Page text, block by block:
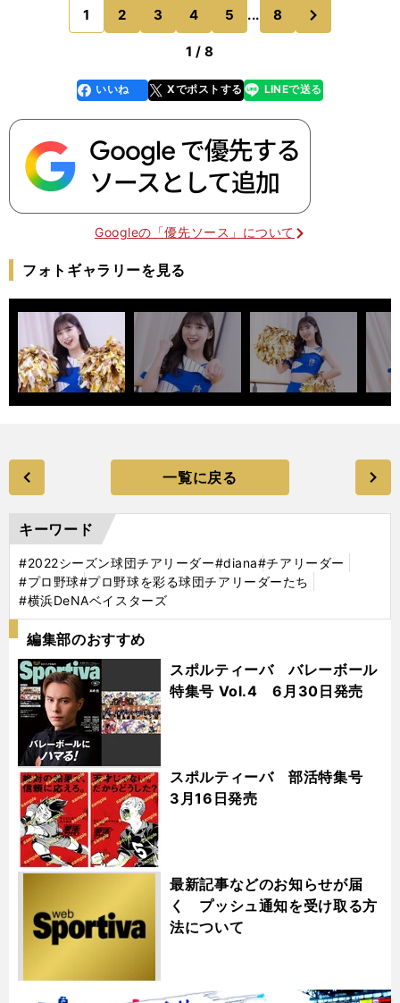
れて、私もカッコいいダンスを踊りたいと
1 2 3 4 5 ... 8
1 / 8
faceboo
k
いいね Xでポストする
line LINEで送る
Googleの「優先ソース」について
フォトギャラリーを見る
一覧に戻る
キーワード
#2022シーズン球団チアリーダー#diana#チアリーダー
#プロ野球#プロ野球を彩る球団チアリーダーたち
#横浜DeNAベイスターズ
編集部のおすすめ
スポルティーバ バレーボール
特集号 Vol.4 6月30日発売
スポルティーバ 部活特集号
3月16日発売
最新記事などのお知らせが届
く プッシュ通知を受け取る方
法について